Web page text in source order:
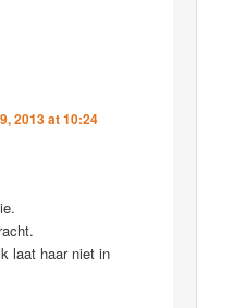
2013 at 10:24
laat haar niet in